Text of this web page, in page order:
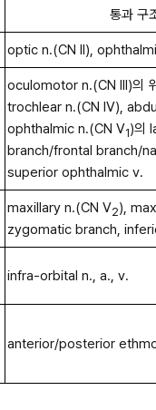
통과 구
optic n.(CN II),
oculomotor n.(CN III)의
trochlear n.(CN IV),
ophthalmic n.(CN V1)의
branch/frontal branch/
superior ophthalmic v.
maxillary n.(CN V2),
zygomatic branch,
infra-orbital n., a., v.
anterior/posterior